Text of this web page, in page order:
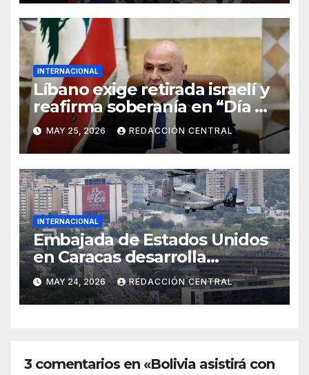
INTERNACIONAL
Líbano exige retirada israelí y
reafirma soberanía en “Día de
la Resistencia y la Liberación”
MAY 25, 2026 REDACCIÓN CENTRAL
INTERNACIONAL
Embajada de Estados Unidos
en Caracas desarrolla
simulacro aéreo de
evacuación y contingencia
MAY 24, 2026 REDACCIÓN CENTRAL
3 comentarios en «Bolivia asistirá con